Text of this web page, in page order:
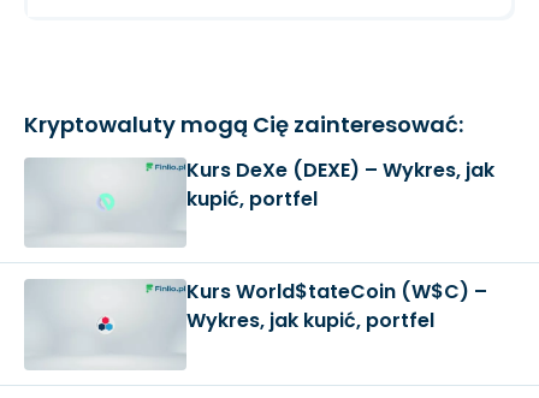
Kryptowaluty mogą Cię zainteresować:
Kurs DeXe (DEXE) – Wykres, jak
kupić, portfel
Kurs World$tateCoin (W$C) –
Wykres, jak kupić, portfel